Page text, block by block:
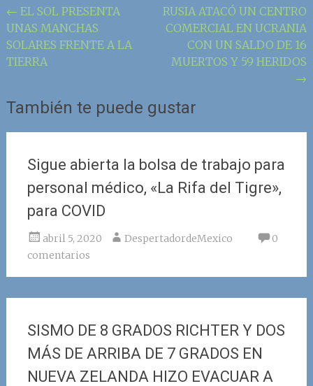
Navegación
de
la
← EL SOL PRESENTA
UNAS MANCHAS
SOLARES FRENTE A LA
TIERRA
RUSIA ATACÓ UN CENTRO
COMERCIAL EN UCRANIA
CON UN SALDO DE 16
MUERTOS Y 59 HERIDOS
→
También te puede gustar
Sigue abierta la bolsa de trabajo para
personal médico, «La Rifa del Tigre»,
para COVID
abril 5, 2020 DespertadordeMexico
0
comentarios
SISMO DE 8 GRADOS RICHTER Y DOS
MÁS DE ARRIBA DE 7 GRADOS EN
NUEVA ZELANDA HIZO EVACUAR A